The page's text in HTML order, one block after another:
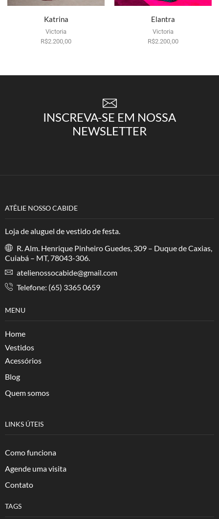
Katrina
Victoria
R$2.200,00
Por aluguel
Elantra
Victoria
R$2.200,00
Por aluguel
INSCREVA-SE EM NOSSA
NEWSLETTER
ATÊLIE NOSSO CABIDE
Loja de aluguel de vestido de festa.
R. Alm. Henrique Pinheiro Guedes, 309 – Duque de Caxias,
Cuiabá – MT, 78043-306.
atelienossocabide@gmail.com
Telefone: (65) 3365 0659
MENU
Home
Vestidos
Acessórios
Blog
Quem somos
LINKS ÚTEIS
Como funciona
Agende uma visita
Contato
TAGS